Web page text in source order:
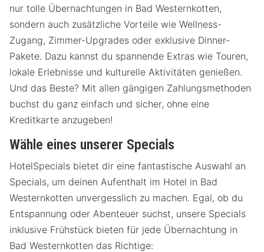
nur tolle Übernachtungen in Bad Westernkotten,
sondern auch zusätzliche Vorteile wie Wellness-
Zugang, Zimmer-Upgrades oder exklusive Dinner-
Pakete. Dazu kannst du spannende Extras wie Touren,
lokale Erlebnisse und kulturelle Aktivitäten genießen.
Und das Beste? Mit allen gängigen Zahlungsmethoden
buchst du ganz einfach und sicher, ohne eine
Kreditkarte anzugeben!
Wähle eines unserer Specials
HotelSpecials bietet dir eine fantastische Auswahl an
Specials, um deinen Aufenthalt im Hotel in Bad
Westernkotten unvergesslich zu machen. Egal, ob du
Entspannung oder Abenteuer suchst, unsere Specials
inklusive Frühstück bieten für jede Übernachtung in
Bad Westernkotten das Richtige: